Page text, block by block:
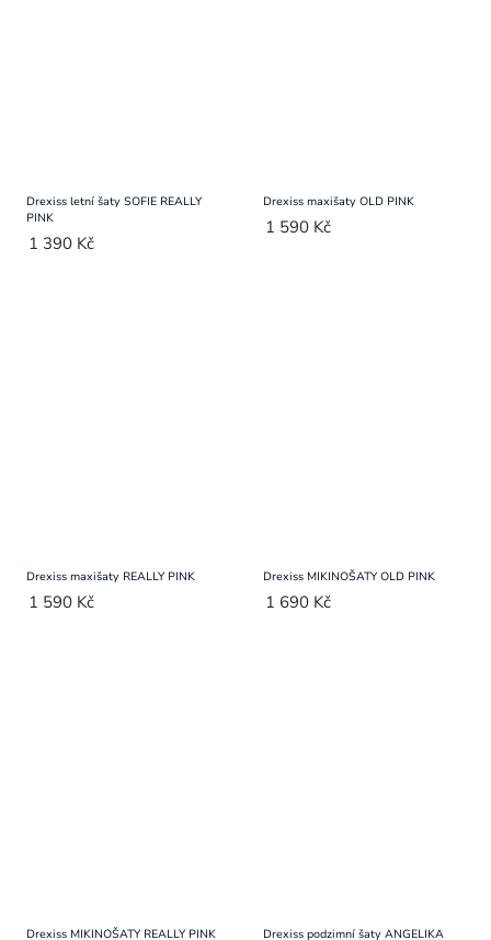
Drexiss letní šaty SOFIE REALLY
PINK
1 390 Kč
Drexiss maxišaty OLD PINK
1 590 Kč
Drexiss maxišaty REALLY PINK
1 590 Kč
Drexiss MIKINOŠATY OLD PINK
1 690 Kč
Drexiss MIKINOŠATY REALLY PINK
Drexiss podzimní šaty ANGELIKA